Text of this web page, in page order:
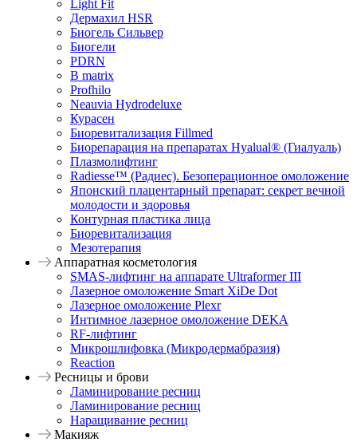
Light Fit
Дермахил HSR
Биогель Сильвер
Биогели
PDRN
B matrix
Profhilo
Neauvia Hydrodeluxe
Курасен
Биоревитализация Fillmed
Биорепарация на препаратах Hyalual® (Гиалуаль)
Плазмолифтинг
Radiesse™ (Радиес). Безоперационное омоложение
Японский плацентарный препарат: секрет вечной
молодости и здоровья
Контурная пластика лица
Биоревитализация
Мезотерапия
Аппаратная косметология
SMAS-лифтинг на аппарате Ultraformer III
Лазерное омоложение Smart XiDe Dot
Лазерное омоложение Plexr
Интимное лазерное омоложение DEKA
RF-лифтинг
Микрошлифовка (Микродермабразия)
Reaction
Ресницы и брови
Ламинирование ресниц
Ламинирование ресниц
Наращивание ресниц
Макияж